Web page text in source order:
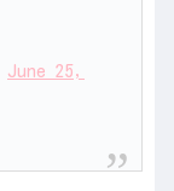
June 25,